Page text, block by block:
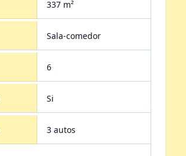
337 m²
Sala-comedor
6
Si
3 autos